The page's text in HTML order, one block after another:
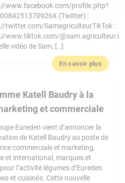
www.facebook.com/profile.php?
(Twitter) :
twitter.com/SamagriculteurTikTok :
www.tiktok.com/@sam.agriculteur.i
vidéo de Sam, […]
En savoir plus
Katell Baudry à la
et commerciale
Eureden vient d’annoncer la
de Katell Baudry au poste de
commerciale et marketing,
et international, marques et
l’activité légumes d’Eureden
et cuisinés. Cette nouvelle